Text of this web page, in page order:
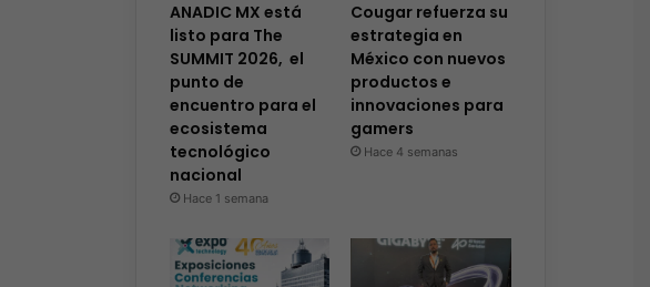
ANADIC MX está
listo para The
SUMMIT 2026, el
punto de
encuentro para el
ecosistema
tecnológico
nacional
Hace 1 semana
Cougar refuerza su
estrategia en
México con nuevos
productos e
innovaciones para
gamers
Hace 4 semanas